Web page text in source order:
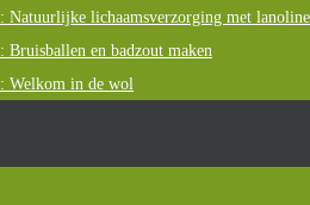
Natuurlijke lichaamsverzorging met lanoline
Bruisballen en badzout maken
Welkom in de wol